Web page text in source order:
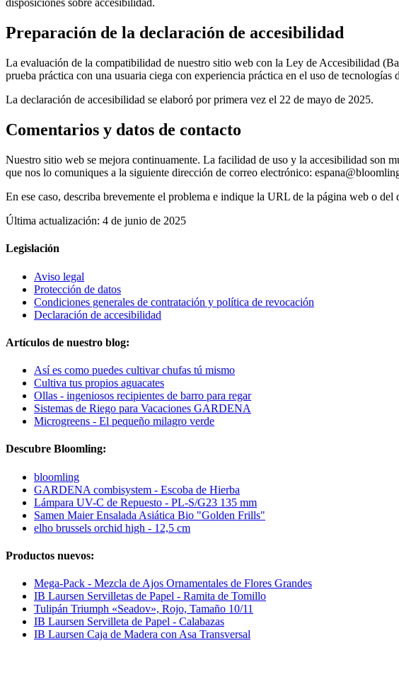
disposiciones sobre accesibilidad.
Preparación de la declaración de accesibilidad
La evaluación de la compatibilidad de nuestro sitio web con la Ley de Accesibilidad
prueba práctica con una usuaria ciega con experiencia práctica en el uso de
La declaración de accesibilidad se elaboró por primera vez el 22 de mayo de 2025.
Comentarios y datos de contacto
Nuestro sitio web se mejora continuamente. La facilidad de uso y la accesibilidad son
que nos lo comuniques a la siguiente dirección de correo electrónico:
En ese caso, describa brevemente el problema e indique la URL de la página web o
Última actualización: 4 de junio de 2025
Legislación
Aviso legal
Protección de datos
Condiciones generales de contratación y política de revocación
Declaración de accesibilidad
Artículos de nuestro blog:
Así es como puedes cultivar chufas tú mismo
Cultiva tus propios aguacates
Ollas - ingeniosos recipientes de barro para regar
Sistemas de Riego para Vacaciones GARDENA
Microgreens - El pequeño milagro verde
Descubre Bloomling:
bloomling
GARDENA combisystem - Escoba de Hierba
Lámpara UV-C de Repuesto - PL-S/G23 135 mm
Samen Maier Ensalada Asiática Bio "Golden Frills"
elho brussels orchid high - 12,5 cm
Productos nuevos:
Mega-Pack - Mezcla de Ajos Ornamentales de Flores Grandes
IB Laursen Servilletas de Papel - Ramita de Tomillo
Tulipán Triumph «Seadov», Rojo, Tamaño 10/11
IB Laursen Servilleta de Papel - Calabazas
IB Laursen Caja de Madera con Asa Transversal